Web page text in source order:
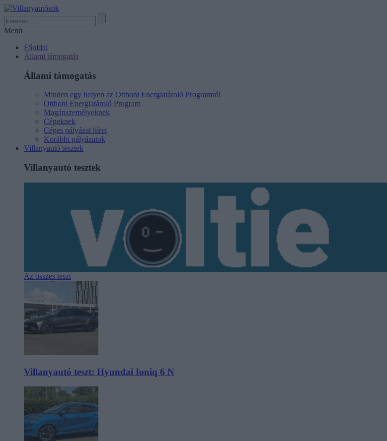
Menü
Főoldal
Állami támogatás
Állami támogatás
Minden egy helyen az Otthoni Energiatároló Programról
Otthoni Energiatároló Program
Magánszemélyeknek
Cégeknek
Céges pályázat hírei
Korábbi pályázatok
Villanyautó tesztek
Villanyautó tesztek
Az összes teszt
Villanyautó teszt: Hyundai Ioniq 6 N